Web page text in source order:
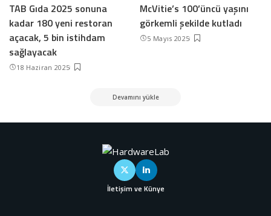
TAB Gıda 2025 sonuna
kadar 180 yeni restoran
açacak, 5 bin istihdam
sağlayacak
18 Haziran 2025
McVitie’s 100’üncü yaşını
görkemli şekilde kutladı
5 Mayıs 2025
Devamını yükle
İletişim ve Künye